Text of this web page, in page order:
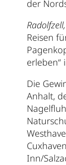
der
Reisen
erleben“
Die
Anhalt,
Inn/